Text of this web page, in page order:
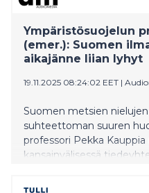
Ympäristösuojelun
(emer.): Suomen
aikajänne liian lyhyt
19.11.2025 08:24:02 EET |
Suomen metsien
suhteettoman suuren
professori Pekka
kansainvälisessä